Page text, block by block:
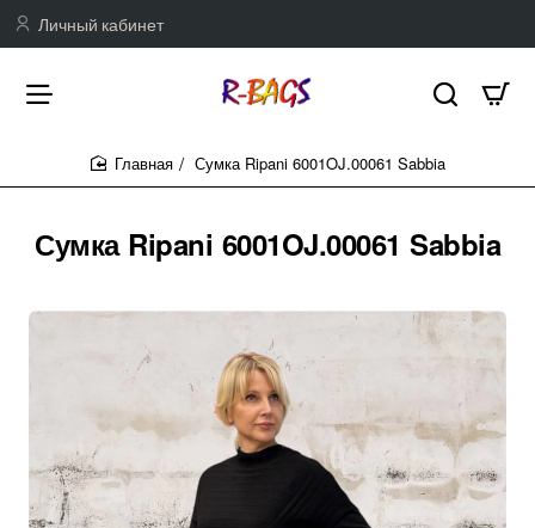
Личный кабинет
Сумка Ripani 6001OJ.00061 Sabbia
Сумка Ripani 6001OJ.00061 Sabbia